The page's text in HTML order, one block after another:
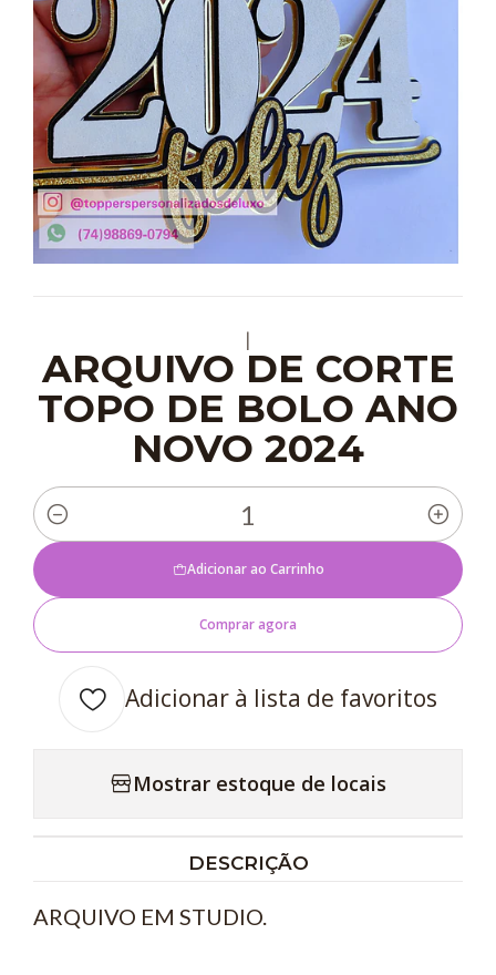
|
ARQUIVO DE CORTE
TOPO DE BOLO ANO
NOVO 2024
Quantidade
Adicionar ao Carrinho
Comprar agora
Adicionar à lista de favoritos
Mostrar estoque de locais
DESCRIÇÃO
ARQUIVO EM STUDIO.